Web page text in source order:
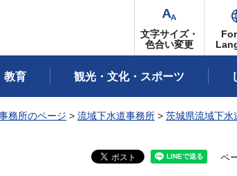
文字サイズ・
色合い変更
教育 観光・文化・スポーツ
務所のページ > 流域下水道事務所 > 茨城県流域下
ペ